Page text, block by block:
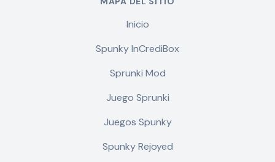
Inicio
Spunky InCrediBox
Sprunki Mod
Juego Sprunki
Juegos Spunky
Spunky Rejoyed